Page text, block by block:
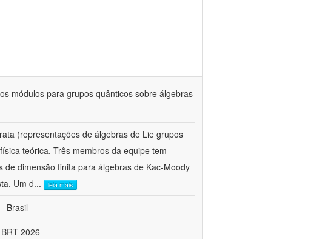
módulos para grupos quânticos sobre álgebras
(representações de álgebras de Lie grupos
teórica. Três membros da equipe tem
dimensão finita para álgebras de Kac-Moody
Um d... leia mais
Brasil
2026